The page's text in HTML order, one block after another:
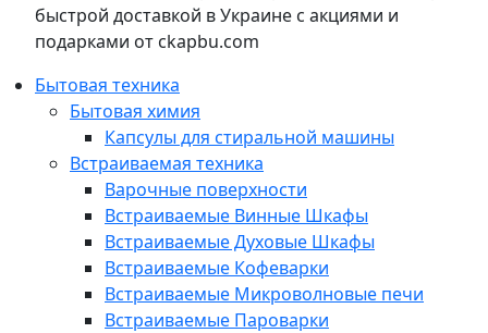
быстрой доставкой в Украине с акциями и
подарками от ckapbu.com
Бытовая техника
Бытовая химия
Капсулы для стиральной машины
Встраиваемая техника
Варочные поверхности
Встраиваемые Винные Шкафы
Встраиваемые Духовые Шкафы
Встраиваемые Кофеварки
Встраиваемые Микроволновые печи
Встраиваемые Пароварки